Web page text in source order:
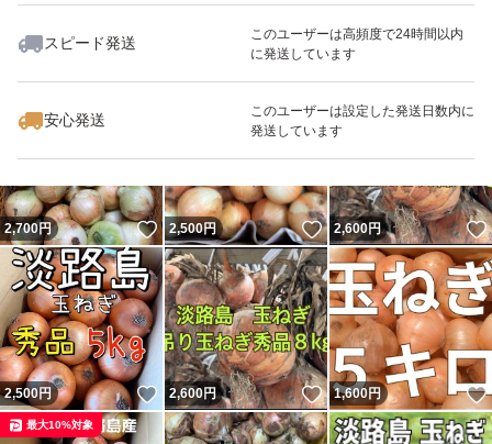
スピード発送
このユーザーは高頻度で24時間以内
に発送しています
安心発送
このユーザーは設定した発送日数内に
発送しています
いいね！
2,600
2,700円 いいね！
2,500円 いいね！
2,600円
2,500円 いいね！
2,600円 いいね！
1,600円
最大10%対象